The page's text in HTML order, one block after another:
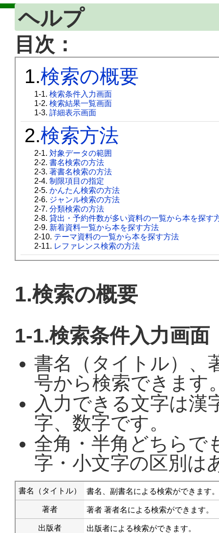
ヘルプ
目次：
1.検索の概要
1-1. 検索条件入力画面
1-2. 検索結果一覧画面
1-3. 詳細表示画面
2.検索方法
2-1. 対象データの範囲
2-2. 書名検索の方法
2-3. 著書名検索の方法
2-4. 制限項目の指定
2-5. かんたん検索の方法
2-6. ジャンル検索の方法
2-7. 分類検索の方法
2-8. 貸出・予約件数が多い資料の一覧から本を探す
2-9. 新着資料一覧から本を探す方法
2-10. テーマ資料の一覧から本を探す方法
2-11. レファレンス検索の方法
1.検索の概要
1-1.検索条件入力画面
書名（タイトル）、
号から検索できます
入力できる文字は漢
字、数字です。
全角・半角どちらで
字・小文字の区別は
書名（タイトル） 書名、副書名による検索ができます。
著者 著者 著者名による検索ができます。
出版者 出版者による検索ができます。